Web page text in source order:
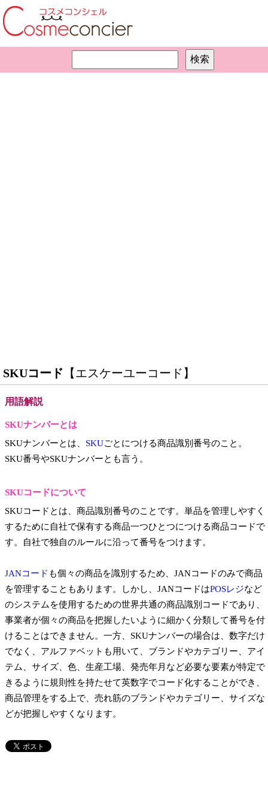
SKUコード 【エスケーユーコード】
用語解説
SKUナンバーとは
SKUナンバーとは、 SKUごとにつける商品識別番号のこと。
SKU番号やSKUナンバーとも言う。
SKUコードについて
SKUコードとは、商品識別番号のことです。単品を管理しやすく
するために自社で保有する商品一つひとつにつける商品コードで
す。自社で独自のルールに沿って番号をつけます。
JANコード も個々の商品を識別するため、JANコードのみで商品
を管理することもあります。しかし、JANコードはPOSレジなど
のシステムを使用するための世界共通の商品識別コードであり、
事業者が個々の商品を把握したいように細かく分類して番号を付
けることはできません。一方、SKUナンバーの場合は、数字だけ
でなく、アルファベットも用いて、ブランドやカテゴリー、アイ
テム、サイズ、色、生産工場、発売年月など必要な要素が特定で
きるように規則性を持たせて英数字でコード化することができ、
商品管理をする上で、売れ筋のブランドやカテゴリー、サイズな
どが把握しやすくなります。